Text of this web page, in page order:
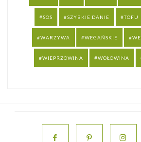
SOS SZYBKIE DANIE TOFU
WARZYWA WEGAŃSKIE
WIEPRZOWINA WOŁOWINA